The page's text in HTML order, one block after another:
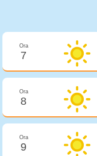
Ora
7
Ora
8
Ora
9